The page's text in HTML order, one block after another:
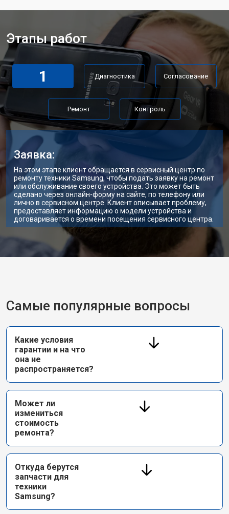
Этапы работ
1 Диагностика Согласование
Ремонт Контроль
Заявка:
На этом этапе клиент обращается в сервисный центр по
ремонту техники Samsung, чтобы подать заявку на ремонт
или обслуживание своего устройства. Это может быть
сделано через онлайн-форму на сайте, по телефону или
лично в сервисном центре. Клиент описывает проблему,
предоставляет информацию о модели устройства и
договаривается о времени посещения сервисного центра.
Самые популярные вопросы
Какие условия
гарантии и на что
она не
распространяется?
Может ли
измениться
стоимость
ремонта?
Откуда берутся
запчасти для
техники
Samsung?